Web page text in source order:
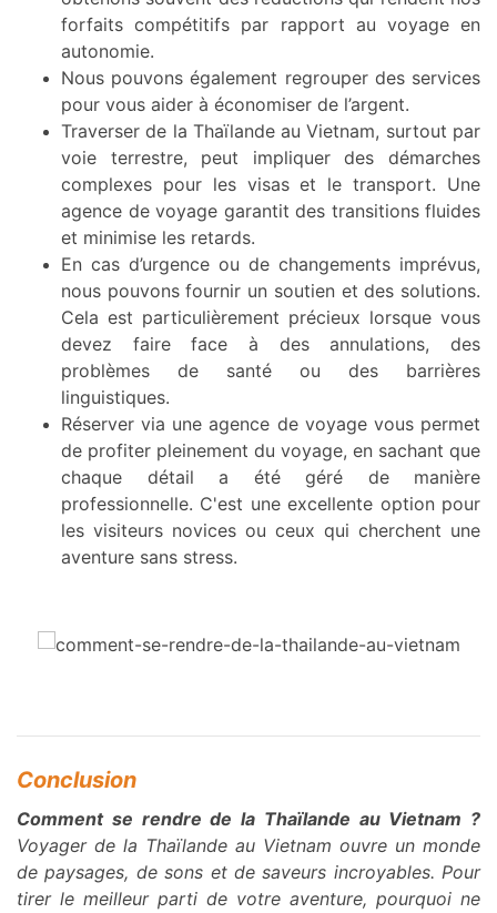
forfaits compétitifs par rapport au voyage en
autonomie.
Nous pouvons également regrouper des services
pour vous aider à économiser de l’argent.
Traverser de la Thaïlande au Vietnam, surtout par
voie terrestre, peut impliquer des démarches
complexes pour les visas et le transport. Une
agence de voyage garantit des transitions fluides
et minimise les retards.
En cas d’urgence ou de changements imprévus,
nous pouvons fournir un soutien et des solutions.
Cela est particulièrement précieux lorsque vous
devez faire face à des annulations, des
problèmes de santé ou des barrières
linguistiques.
Réserver via une agence de voyage vous permet
de profiter pleinement du voyage, en sachant que
chaque détail a été géré de manière
professionnelle. C'est une excellente option pour
les visiteurs novices ou ceux qui cherchent une
aventure sans stress.
Conclusion
Comment se rendre de la Thaïlande au Vietnam ?
Voyager de la Thaïlande au Vietnam ouvre un monde
de paysages, de sons et de saveurs incroyables. Pour
tirer le meilleur parti de votre aventure, pourquoi ne